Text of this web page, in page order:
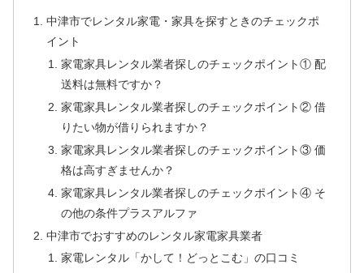
中津市でレンタル家電・家具を探すときのチェックポ
イント
家電家具レンタル業者探しのチェックポイント① 配
送料は無料ですか？
家電家具レンタル業者探しのチェックポイント② 借
りたい物が借りられますか？
家電家具レンタル業者探しのチェックポイント③ 価
格は高すぎませんか？
家電家具レンタル業者探しのチェックポイント④ そ
の他の条件プラスアルファ
中津市でおすすめのレンタル家電家具業者
家電レンタル「かして！どっとこむ」の口コミ